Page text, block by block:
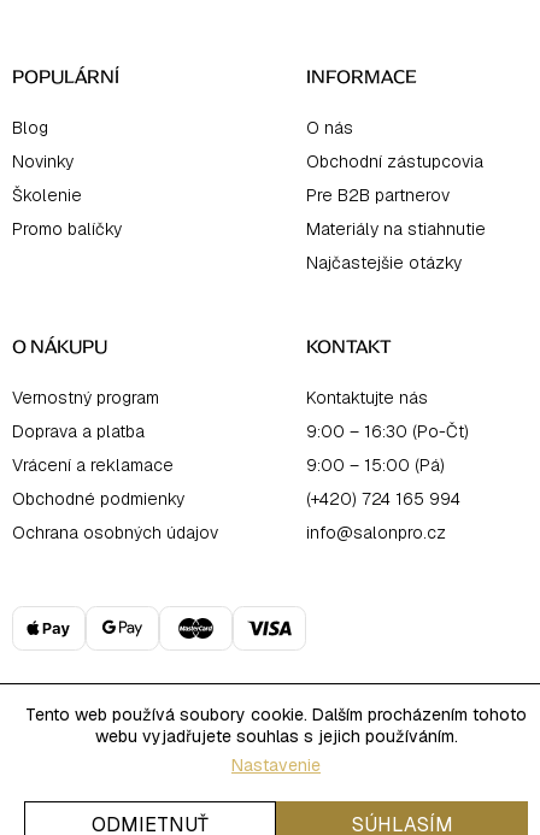
Tento web používá soubory cookie. Dalším procházením tohoto
webu vyjadřujete souhlas s jejich používáním.
Nastavenie
ODMIETNUŤ SÚHLASÍM
ePOPULÁRNÍ
Blog
Novinky
Školenie
Promo balíčky
INFORMACE
O nás
Obchodní zástupcovia
Pre B2B partnerov
Materiály na stiahnutie
Najčastejšie otázky
O NÁKUPU
Vernostný program
Doprava a platba
Vrácení a reklamace
Obchodné podmienky
Ochrana osobných údajov
KONTAKT
Kontaktujte nás
9:00 – 16:30 (Po-Čt)
9:00 – 15:00 (Pá)
(+420) 724 165 994
info@salonpro.cz
Vytvoril Shoptet
Copyright 2026Salon Online. Všetky práva vyhradené.
Upraviť nastavenie cookies